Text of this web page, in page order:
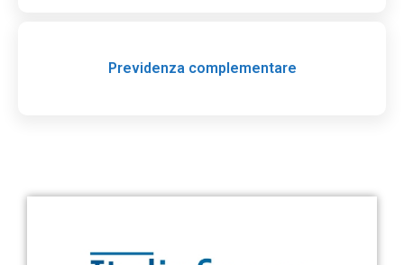
Previdenza complementare